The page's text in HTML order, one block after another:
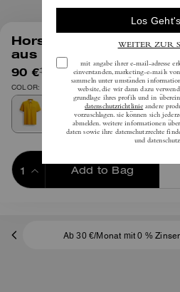
Horse And Carriage
aus Bio-Baumwolle
90 €150 € inkl. MwSt.
COLOR: Gelb
Add to Bag
Ab 30 €/Monat mit 0 %